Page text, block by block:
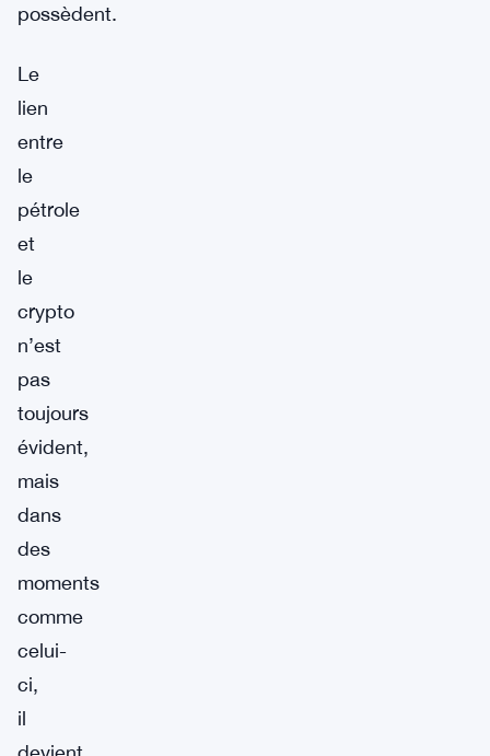
possèdent.
Le
lien
entre
le
pétrole
et
le
crypto
n’est
pas
toujours
évident,
mais
dans
des
moments
comme
celui-
ci,
il